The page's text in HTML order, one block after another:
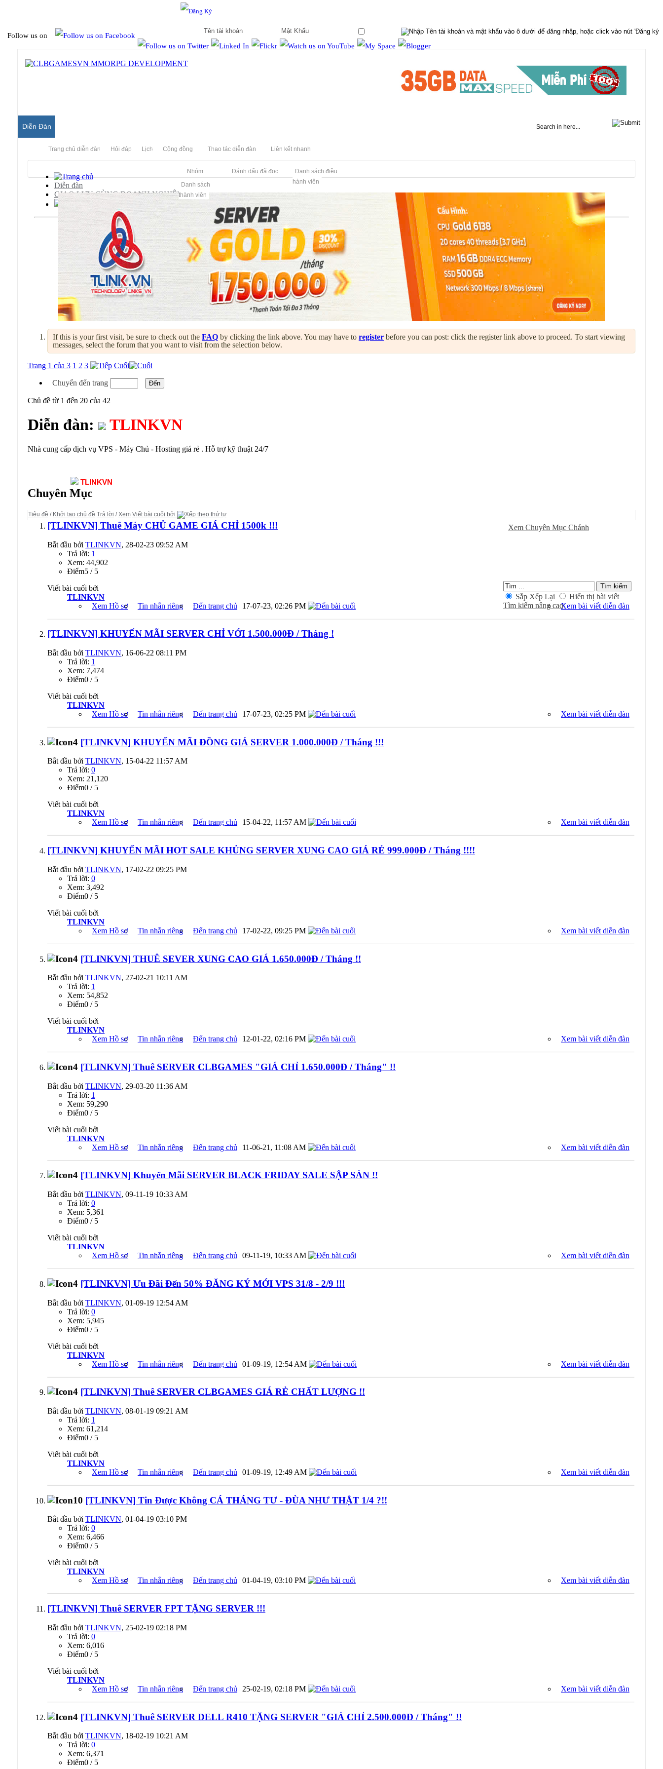
Follow us on
Diễn Đàn
Trang chủ diễn đàn Hỏi đáp Lịch Cộng đồng
Nhóm
Danh sách
thành viên
Thao tác diễn đàn
Đánh dấu đã đọc
Liên kết nhanh
Danh sách điều
hành viên
Diễn đàn
GIAO LƯU CÙNG DOANH NGHIỆP
TLINKVN
If this is your first visit, be sure to check out the FAQ by clicking the link above. You may have to register before you can post: click the register link above to proceed. To start viewing
messages, select the forum that you want to visit from the selection below.
Trang 1 của 3 1 2 3 Cuối
Chuyển đến trang
Chủ đề từ 1 đến 20 của 42
Diễn đàn: TLINKVN
Nhà cung cấp dịch vụ VPS - Máy Chủ - Hosting giá rẻ . Hỗ trợ kỹ thuật 24/7
TLINKVN
Ðánh Dấu Ðã Ðọc
Xem Chuyên Mục Chánh
Sắp Xếp Lại
Hiển thị bài viết
Tìm kiếm nâng cao
Chuyên Mục
Tiêu đề / Khởi tạo chủ đề Trả lời /Xem Viết bài cuối bởi
[TLINKVN] Thuê Máy CHỦ GAME GIÁ CHỈ 1500k !!!
Bắt đầu bởi TLINKVN, 28-02-23 09:52 AM
Trả lời: 1
Xem: 44,902
Ðiểm5 / 5
Viết bài cuối bởi
TLINKVN
Xem Hồ sơ
Xem bài viết diễn đàn
Tin nhắn riêng Đến trang chủ 17-07-23, 02:26 PM
[TLINKVN] KHUYẾN MÃI SERVER CHỈ VỚI 1.500.000Đ / Tháng !
Bắt đầu bởi TLINKVN, 16-06-22 08:11 PM
Trả lời: 1
Xem: 7,474
Ðiểm0 / 5
Viết bài cuối bởi
TLINKVN
Xem Hồ sơ
Xem bài viết diễn đàn
Tin nhắn riêng Đến trang chủ 17-07-23, 02:25 PM
[TLINKVN] KHUYẾN MÃI ĐỒNG GIÁ SERVER 1.000.000Đ / Tháng !!!
Bắt đầu bởi TLINKVN, 15-04-22 11:57 AM
Trả lời: 0
Xem: 21,120
Ðiểm0 / 5
Viết bài cuối bởi
TLINKVN
Xem Hồ sơ
Xem bài viết diễn đàn
Tin nhắn riêng Đến trang chủ 15-04-22, 11:57 AM
[TLINKVN] KHUYẾN MÃI HOT SALE KHỦNG SERVER XUNG CAO GIÁ RẺ 999.000Đ / Tháng !!!!
Bắt đầu bởi TLINKVN, 17-02-22 09:25 PM
Trả lời: 0
Xem: 3,492
Ðiểm0 / 5
Viết bài cuối bởi
TLINKVN
Xem Hồ sơ
Xem bài viết diễn đàn
Tin nhắn riêng Đến trang chủ 17-02-22, 09:25 PM
[TLINKVN] THUÊ SEVER XUNG CAO GIÁ 1.650.000Đ / Tháng !!
Bắt đầu bởi TLINKVN, 27-02-21 10:11 AM
Trả lời: 1
Xem: 54,852
Ðiểm0 / 5
Viết bài cuối bởi
TLINKVN
Xem Hồ sơ
Xem bài viết diễn đàn
Tin nhắn riêng Đến trang chủ 12-01-22, 02:16 PM
[TLINKVN] Thuê SERVER CLBGAMES "GIÁ CHỈ 1.650.000Đ / Tháng" !!
Bắt đầu bởi TLINKVN, 29-03-20 11:36 AM
Trả lời: 1
Xem: 59,290
Ðiểm0 / 5
Viết bài cuối bởi
TLINKVN
Xem Hồ sơ
Xem bài viết diễn đàn
Tin nhắn riêng Đến trang chủ 11-06-21, 11:08 AM
[TLINKVN] Khuyến Mãi SERVER BLACK FRIDAY SALE SẬP SÀN !!
Bắt đầu bởi TLINKVN, 09-11-19 10:33 AM
Trả lời: 0
Xem: 5,361
Ðiểm0 / 5
Viết bài cuối bởi
TLINKVN
Xem Hồ sơ
Xem bài viết diễn đàn
Tin nhắn riêng Đến trang chủ 09-11-19, 10:33 AM
[TLINKVN] Ưu Đãi Đến 50% ĐĂNG KÝ MỚI VPS 31/8 - 2/9 !!!
Bắt đầu bởi TLINKVN, 01-09-19 12:54 AM
Trả lời: 0
Xem: 5,945
Ðiểm0 / 5
Viết bài cuối bởi
TLINKVN
Xem Hồ sơ
Xem bài viết diễn đàn
Tin nhắn riêng Đến trang chủ 01-09-19, 12:54 AM
[TLINKVN] Thuê SERVER CLBGAMES GIÁ RẺ CHẤT LƯỢNG !!
Bắt đầu bởi TLINKVN, 08-01-19 09:21 AM
Trả lời: 1
Xem: 61,214
Ðiểm0 / 5
Viết bài cuối bởi
TLINKVN
Xem Hồ sơ
Xem bài viết diễn đàn
Tin nhắn riêng Đến trang chủ 01-09-19, 12:49 AM
[TLINKVN] Tin Được Không CÁ THÁNG TƯ - ĐÙA NHƯ THẬT 1/4 ?!!
Bắt đầu bởi TLINKVN, 01-04-19 03:10 PM
Trả lời: 0
Xem: 6,466
Ðiểm0 / 5
Viết bài cuối bởi
TLINKVN
Xem Hồ sơ
Xem bài viết diễn đàn
Tin nhắn riêng Đến trang chủ 01-04-19, 03:10 PM
[TLINKVN] Thuê SERVER FPT TẶNG SERVER !!!
Bắt đầu bởi TLINKVN, 25-02-19 02:18 PM
Trả lời: 0
Xem: 6,016
Ðiểm0 / 5
Viết bài cuối bởi
TLINKVN
Xem Hồ sơ
Xem bài viết diễn đàn
Tin nhắn riêng Đến trang chủ 25-02-19, 02:18 PM
[TLINKVN] Thuê SERVER DELL R410 TẶNG SERVER "GIÁ CHỈ 2.500.000Đ / Tháng" !!
Bắt đầu bởi TLINKVN, 18-02-19 10:21 AM
Trả lời: 0
Xem: 6,371
Ðiểm0 / 5